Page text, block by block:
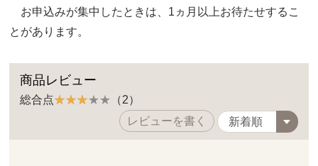
お申込みが集中したときは、1ヵ月以上お待たせするこ
とがあります。
商品レビュー
総合点
（2）
レビューを書く